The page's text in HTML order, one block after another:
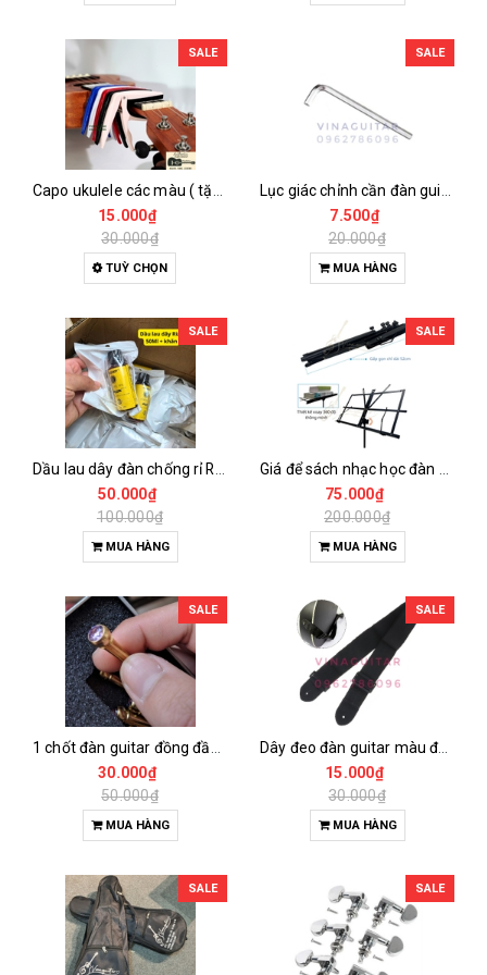
SALE
15.000₫
30.000₫
TUỲ CHỌN
SALE
7.500₫
20.000₫
MUA HÀNG
SALE
50.000₫
100.000₫
MUA HÀNG
SALE
75.000₫
200.000₫
MUA HÀNG
SALE
30.000₫
50.000₫
MUA HÀNG
SALE
Dây đeo đàn guitar màu đen
15.000₫
30.000₫
MUA HÀNG
SALE SALE